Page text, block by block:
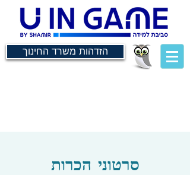
הזדהות משרד החינוך
סרטוני הכרות